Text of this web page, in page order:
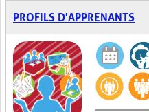
PROFILS D'APPRENANTS